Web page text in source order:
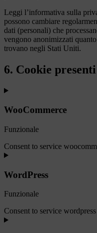
Leggi l’informativa sulla
possono cambiare
dati (personali) che
vengono anonimizzati
trovano negli Stati Uniti.
6. Cookie presenti
WooCommerce
Funzionale
Consent to service
WordPress
Funzionale
Consent to service wordpress